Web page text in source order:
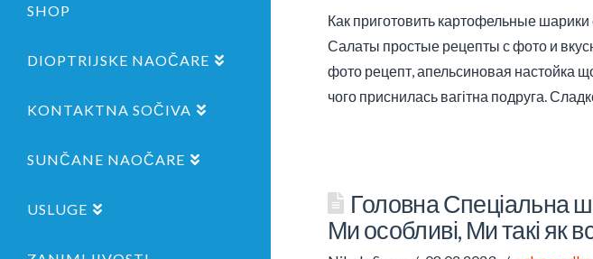
SHOP
DIOPTRIJSKE NAOČARE
KONTAKTNA SOČIVA
SUNČANE NAOČARE
USLUGE
Как приготовить картофельные
Салаты простые рецепты с фото и
фото рецепт, апельсиновая настойка
чого приснилась вагітна подруга.
Головна Спеціальна
Ми особливі, Ми такі як